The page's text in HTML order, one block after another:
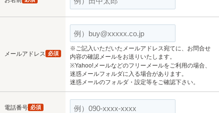
メールアドレス 必須
※ご記入いただいたメールアドレス宛てに、お問合せ
内容の確認メールをお送りいたします。
※Yahoo!メールなどのフリーメールをご利用の場合、
迷惑メールフォルダに入る場合があります。
迷惑メールのフォルダ・設定等をご確認下さい。
電話番号 必須